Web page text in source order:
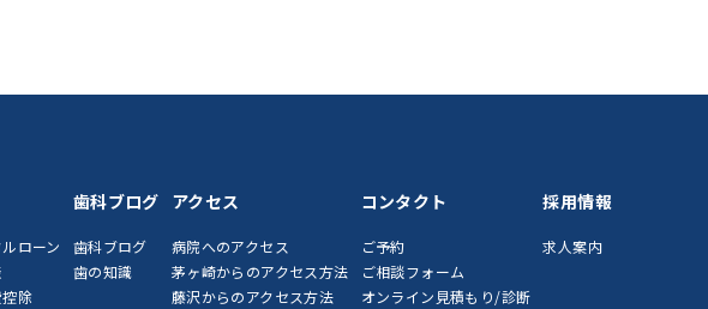
ローン
除
歯科ブログ
歯科ブログ
歯の知識
アクセス
病院へのアクセス
茅ヶ崎からのアクセス方法
藤沢からのアクセス方法
コンタクト
ご予約
ご相談フォーム
オンライン見積もり/診断
採用情報
求人案内